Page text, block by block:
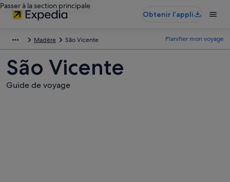
Passer à la section principale
Obtenir l’appli
Madère São Vicente Planifier mon voyage
São Vicente
Guide de voyage